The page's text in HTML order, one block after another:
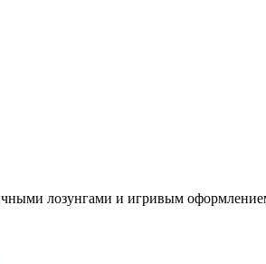
лозунгами и игривым